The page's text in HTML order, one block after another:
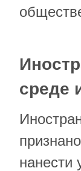
среде
нанести